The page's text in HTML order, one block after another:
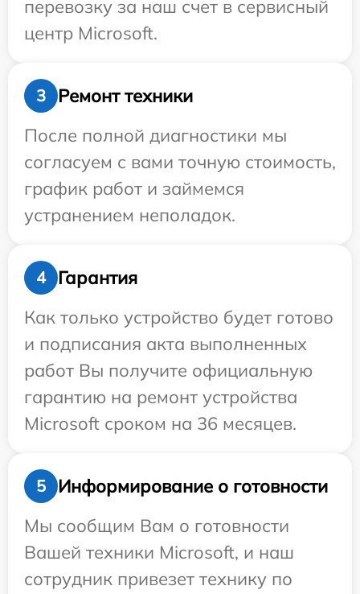
перевозку за наш счет в сервисный
центр Microsoft.
3
Ремонт техники
После полной диагностики мы
согласуем с вами точную стоимость,
график работ и займемся
устранением неполадок.
4
Гарантия
Как только устройство будет готово
и подписания акта выполненных
работ Вы получите официальную
гарантию на ремонт устройства
Microsoft сроком на 36 месяцев.
5
Информирование о готовности
Мы сообщим Вам о готовности
Вашей техники Microsoft, и наш
сотрудник привезет технику по